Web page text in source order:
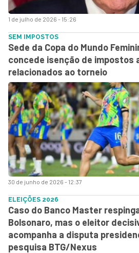
1 de julho de 2026 - 15:26
30 de junho de 2026 - 12:37
SEM IMPOSTOS
Sede da Copa do Mundo
concede isenção de impostos
relacionados ao torneio
ELEIÇÕES 2026
Caso do Banco Master
Bolsonaro, mas o eleitor
acompanha a disputa
pesquisa BTG/Nexus